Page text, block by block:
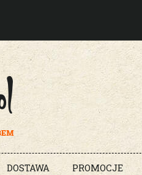
DOSTAWA PROMOCJE